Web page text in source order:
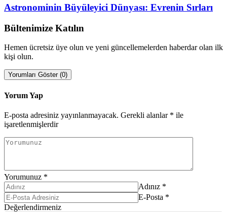
Astronominin Büyüleyici Dünyası: Evrenin Sırları
Bültenimize Katılın
Hemen ücretsiz üye olun ve yeni güncellemelerden haberdar olan ilk
kişi olun.
Yorumları Göster (0)
Yorum Yap
E-posta adresiniz yayınlanmayacak. Gerekli alanlar * ile
işaretlenmişlerdir
Yorumunuz *
Adınız *
E-Posta *
Değerlendirmeniz